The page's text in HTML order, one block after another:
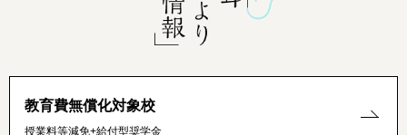
教育費無償化対象校
授業料等減免+給付型奨学金